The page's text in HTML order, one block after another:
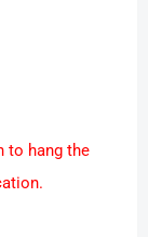
to hang the